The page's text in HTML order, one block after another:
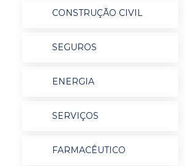
CONSTRUÇÃO CIVIL
SEGUROS
ENERGIA
SERVIÇOS
FARMACÊUTICO